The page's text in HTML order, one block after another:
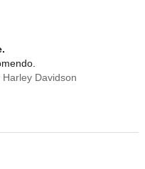
Davidson